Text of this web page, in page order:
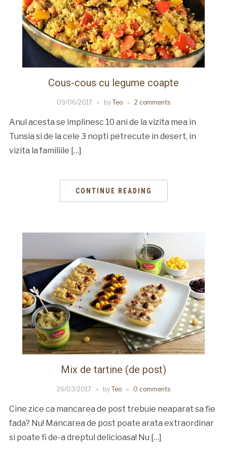
Cous-cous cu legume coapte
09/06/2017 by Teo 2 comments
Anul acesta se implinesc 10 ani de la vizita mea in
Tunsia si de la cele 3 nopti petrecute in desert, in
vizita la familiile […]
CONTINUE READING
Mix de tartine (de post)
26/03/2017 by Teo 0 comments
Cine zice ca mancarea de post trebuie neaparat sa fie
fada? Nu! Mancarea de post poate arata extraordinar
si poate fi de-a dreptul delicioasa! Nu […]